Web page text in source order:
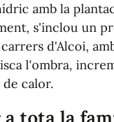
amb la
s'inclou un
d'Alcoi,
l'ombra,
calor.
tota la